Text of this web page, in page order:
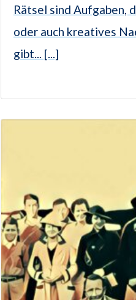
Rätsel sind Aufgaben,
oder auch kreatives
gibt... [...]